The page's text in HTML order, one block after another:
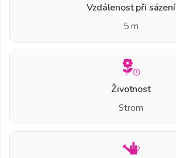
Vzdálenost při sázení
5 m
Životnost
Strom